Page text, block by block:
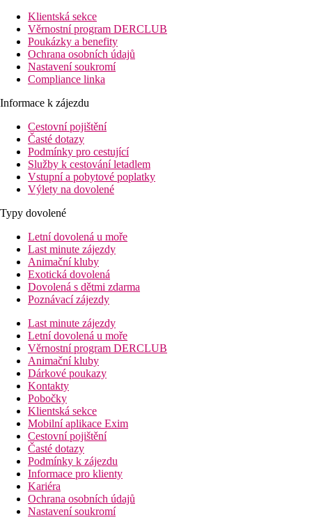
Klientská sekce
Věrnostní program DERCLUB
Poukázky a benefity
Ochrana osobních údajů
Nastavení soukromí
Compliance linka
Informace k zájezdu
Cestovní pojištění
Časté dotazy
Podmínky pro cestující
Služby k cestování letadlem
Vstupní a pobytové poplatky
Výlety na dovolené
Typy dovolené
Letní dovolená u moře
Last minute zájezdy
Animační kluby
Exotická dovolená
Dovolená s dětmi zdarma
Poznávací zájezdy
Last minute zájezdy
Letní dovolená u moře
Věrnostní program DERCLUB
Animační kluby
Dárkové poukazy
Kontakty
Pobočky
Klientská sekce
Mobilní aplikace Exim
Cestovní pojištění
Časté dotazy
Podmínky k zájezdu
Informace pro klienty
Kariéra
Ochrana osobních údajů
Nastavení soukromí